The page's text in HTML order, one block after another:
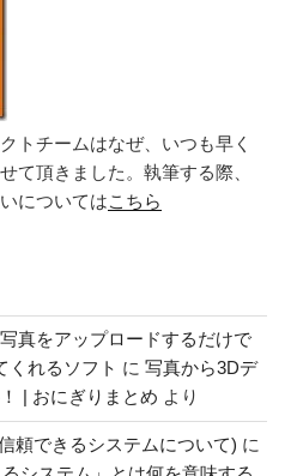
トチームはなぜ、いつも早く
て頂きました。執筆する際、
についてはこちら
真をアップロードするだけで
くれるソフト に 写真から3Dデ
| おにぎりまとめ より
頼できるシステムについて) に